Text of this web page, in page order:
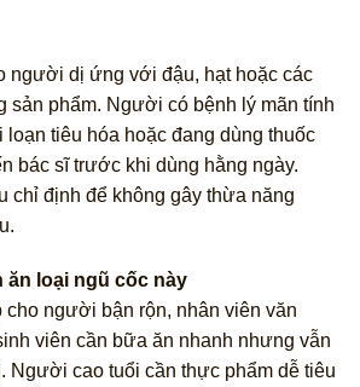
người dị ứng với đậu, hạt hoặc các
sản phẩm. Người có bệnh lý mãn tính
tiêu hóa hoặc đang dùng thuốc
bác sĩ trước khi dùng hằng ngày.
chỉ định để không gây thừa năng
loại ngũ cốc này
cho người bận rộn, nhân viên văn
viên cần bữa ăn nhanh nhưng vẫn
Người cao tuổi cần thực phẩm dễ tiêu